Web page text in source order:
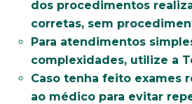
dos procedimentos
corretas, sem
Para atendimentos
complexidades, utilize a
Caso tenha feito exames
ao médico para evitar